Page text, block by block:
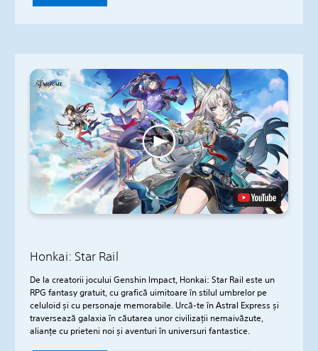
Honkai: Star Rail
De la creatorii jocului Genshin Impact, Honkai: Star Rail este un
RPG fantasy gratuit, cu grafică uimitoare în stilul umbrelor pe
celuloid și cu personaje memorabile. Urcă-te în Astral Express și
traversează galaxia în căutarea unor civilizații nemaivăzute,
alianțe cu prieteni noi și aventuri în universuri fantastice.